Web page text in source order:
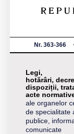
Nr. 363-366
Legi,
hotărâri,
dispoziții,
acte
ale organelor
de specialitate
publice,
comunicate